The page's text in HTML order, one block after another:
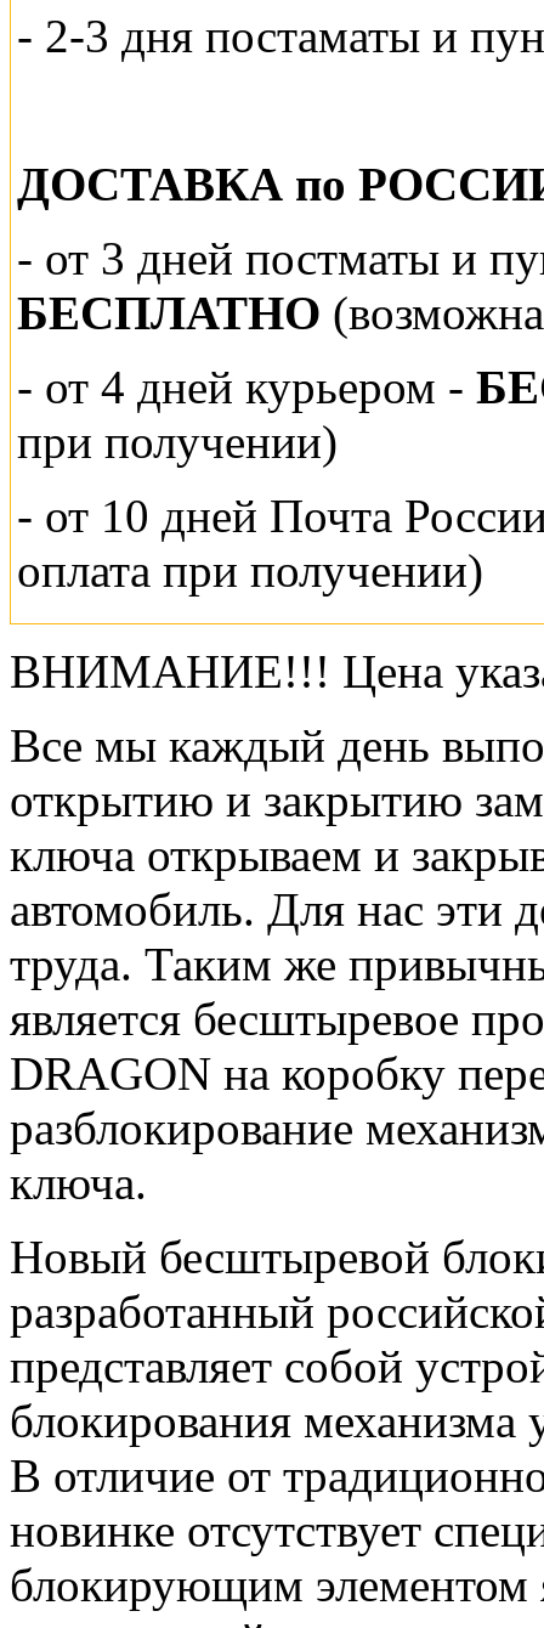
- 2-3 дня постаматы и
ДОСТАВКА по
- от 3 дней постматы и
БЕСПЛАТНО
- от 4 дней курьером -
при получении)
- от 10 дней Почта
оплата при получении)
ВНИМАНИЕ!!! Цена
Все мы каждый день
открытию и закрытию
ключа открываем и
автомобиль. Для нас эти
труда. Таким же
является бесштыревое
DRAGON на коробку
разблокирование
ключа.
Новый бесштыревой
разработанный
представляет собой
блокирования механизма
В отличие от
новинке отсутствует
блокирующим элементом